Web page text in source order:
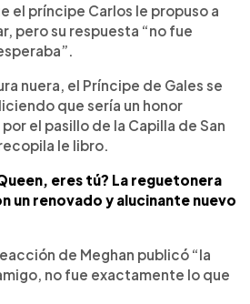
el príncipe Carlos le propuso a
pero su respuesta “no fue
nuera, el Príncipe de Gales se
que sería un honor
el pasillo de la Capilla de San
le libro.
eres tú? La reguetonera
un renovado y alucinante nuevo
de Meghan publicó “la
no fue exactamente lo que